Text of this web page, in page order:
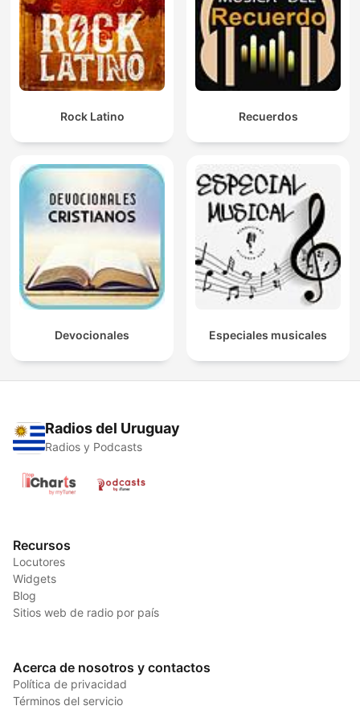
Rock Latino Recuerdos
Devocionales Especiales musicales
Radios del Uruguay
Radios y Podcasts
Recursos
Locutores
Widgets
Blog
Sitios web de radio por país
Acerca de nosotros y contactos
Política de privacidad
Términos del servicio